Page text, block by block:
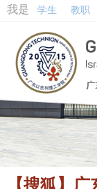
我是 学生 教职
【搜狐】